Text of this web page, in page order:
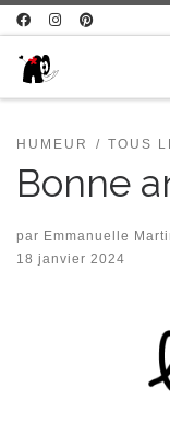
Passer au contenu
HUMEUR TOUS
Bonne
par Emmanuelle
18 janvier 2024